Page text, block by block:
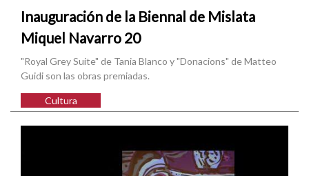
Inauguración de la Biennal de Mislata
Miquel Navarro 20
"Royal Grey Suite" de Tania Blanco y "Donacions" de Matteo
Guidi son las obras premiadas.
Cultura